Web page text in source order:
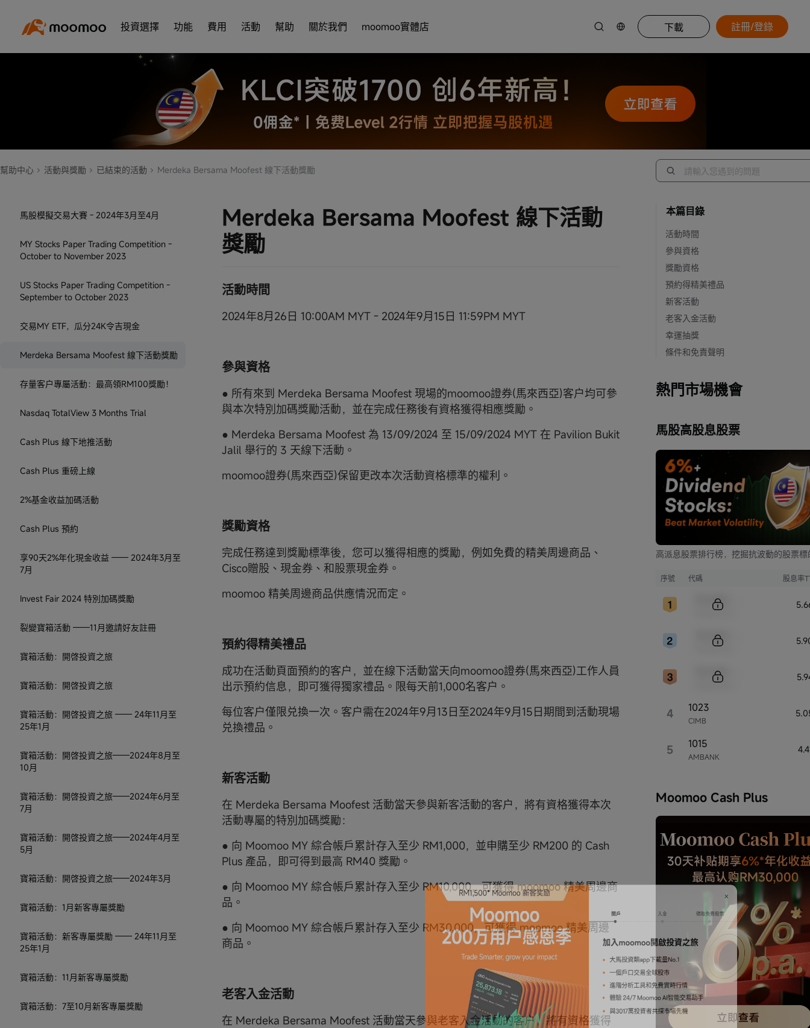
投資選擇 功能 費用 活動 幫助 關於我們 moomoo實體店 下載 註冊/登錄
幫助中心 活動與獎勵 已結束的活動 Merdeka Bersama Moofest 線下活動獎勵
美股模擬交易比賽：2025年3月至4月
馬股模擬交易比賽 —— 2024年8月至9月
馬股模擬交易大賽 - 2024年3月至4月
MY Stocks Paper Trading Competition -
October to November 2023
US Stocks Paper Trading Competition -
September to October 2023
交易MY ETF，瓜分24K令吉現金
Merdeka Bersama Moofest 線下活動獎勵
存量客户專屬活動：最高領RM100獎勵！
Nasdaq TotalView 3 Months Trial
Cash Plus 線下地推活動
Cash Plus 重磅上線
2%基金收益加碼活動
Cash Plus 預約
享90天2%年化現金收益 —— 2024年3月至
7月
Invest Fair 2024 特別加碼獎勵
裂變寶箱活動 ——11月邀請好友註冊
寶箱活動：開啓投資之旅
寶箱活動：開啓投資之旅
寶箱活動：開啓投資之旅 —— 24年11月至
25年1月
寶箱活動：開啓投資之旅——2024年8月至
10月
寶箱活動：開啓投資之旅——2024年6月至
7月
寶箱活動：開啓投資之旅——2024年4月至
5月
寶箱活動：開啓投資之旅——2024年3月
寶箱活動：1月新客專屬獎勵
寶箱活動：新客專屬獎勵 —— 24年11月至
25年1月
寶箱活動：11月新客專屬獎勵
寶箱活動：7至10月新客專屬獎勵
Merdeka Bersama Moofest 線下活動
獎勵
活動時間
2024年8月26日 10:00AM MYT - 2024年9月15日 11:59PM MYT
參與資格
● 所有來到 Merdeka Bersama Moofest 現場的moomoo證券(馬來西亞)客户均可參
與本次特別加碼獎勵活動，並在完成任務後有資格獲得相應獎勵。
● Merdeka Bersama Moofest 為 13/09/2024 至 15/09/2024 MYT 在 Pavilion Bukit
Jalil 舉行的 3 天線下活動。
moomoo證券(馬來西亞)保留更改本次活動資格標準的權利。
獎勵資格
完成任務達到獎勵標準後，您可以獲得相應的獎勵，例如免費的精美周邊商品、
Cisco贈股、現金券、和股票現金券。
moomoo 精美周邊商品供應情況而定。
預約得精美禮品
成功在活動頁面預約的客户，並在線下活動當天向moomoo證券(馬來西亞)工作人員
出示預約信息，即可獲得獨家禮品。限每天前1,000名客户。
每位客户僅限兑換一次。客户需在2024年9月13日至2024年9月15日期間到活動現場
兑換禮品。
新客活動
在 Merdeka Bersama Moofest 活動當天參與新客活動的客户，將有資格獲得本次
活動專屬的特別加碼獎勵：
● 向 Moomoo MY 綜合帳戶累計存入至少 RM1,000，並申購至少 RM200 的 Cash
Plus 產品，即可得到最高 RM40 獎勵。
● 向 Moomoo MY 綜合帳戶累計存入至少 RM10,000，可獲得 moomoo 精美周邊商
品。
● 向 Moomoo MY 綜合帳戶累計存入至少 RM30,000，可獲得 moomoo 精美周邊
商品。
老客入金活動
在 Merdeka Bersama Moofest 活動當天參與老客入金活動的客户，將有資格獲得
本篇目錄
活動時間
參與資格
獎勵資格
預約得精美禮品
新客活動
老客入金活動
幸運抽獎
條件和免責聲明
熱門市場機會
馬股高股息股票
高派息股票排行榜，挖掘抗波動的股票標
序號 代碼 股息率
4 CIMB
1023
5 AMBANK
1015
Moomoo Cash Plus